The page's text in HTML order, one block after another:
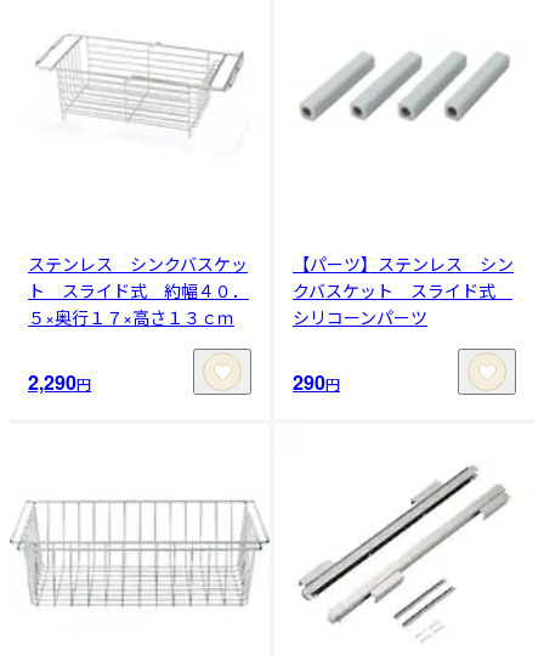
ステンレス シンクバスケッ
ト スライド式 約幅４０．
５×奥行１７×高さ１３ｃｍ
2,290円
【パーツ】ステンレス シン
クバスケット スライド式
シリコーンパーツ
290円